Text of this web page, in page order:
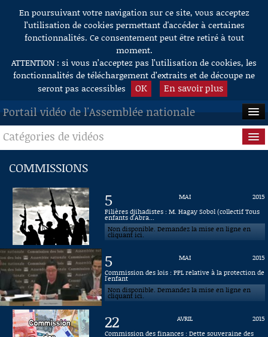
Aller au contenu
En poursuivant votre navigation sur ce site, vous acceptez
l’utilisation de cookies permettant d'accéder à certaines
fonctionnalités. Ce consentement peut être retiré à tout
moment.
ATTENTION : si vous n’acceptez pas l’utilisation de cookies, les
fonctionnalités de téléchargement d’extraits et de découpe ne
seront pas accessibles
OK En savoir plus
Portail vidéo de l'Assemblée nationale
ACCUEIL
EN DIRECT
À LA DEMANDE
RECHERCHE
AIDE À LA DÉCOUPE
DE VIDÉOS
Catégories de vidéos
Questions au Gouvernement
Commissions
Présidence
Évènements
Connaissance, Histoire
COMMISSIONS
5 MAI
2015
Filières djihadistes : M. Hagay Sobol (collectif Tous
enfants d'Abra...
Non disponible. Demandez la mise en ligne en
cliquant ici.
5 MAI
2015
Commission des lois : PPL relative à la protection de
l'enfant
Non disponible. Demandez la mise en ligne en
cliquant ici.
22 AVRIL
2015
Commission des finances : Dette souveraine des